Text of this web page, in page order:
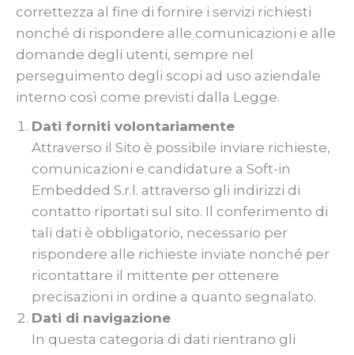
correttezza al fine di fornire i servizi richiesti
nonché di rispondere alle comunicazioni e alle
domande degli utenti, sempre nel
perseguimento degli scopi ad uso aziendale
interno così come previsti dalla Legge.
Dati forniti volontariamente
Attraverso il Sito è possibile inviare richieste,
comunicazioni e candidature a Soft-in
Embedded S.r.l. attraverso gli indirizzi di
contatto riportati sul sito. Il conferimento di
tali dati è obbligatorio, necessario per
rispondere alle richieste inviate nonché per
ricontattare il mittente per ottenere
precisazioni in ordine a quanto segnalato.
Dati di navigazione
In questa categoria di dati rientrano gli